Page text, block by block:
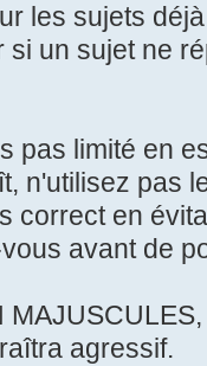
les sujets
un sujet ne
pas limité en
n'utilisez pas
correct en
avant de
agressif.